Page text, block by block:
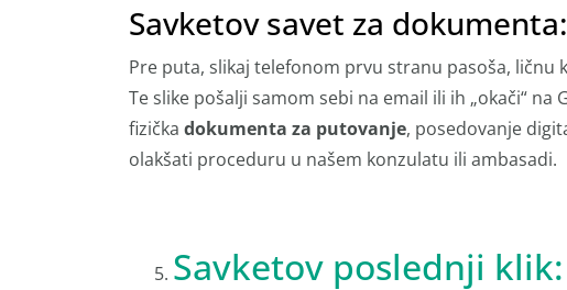
Savketov savet za dokumenta:
Pre puta, slikaj telefonom prvu stranu pasoša, ličnu
Te slike pošalji samom sebi na email ili ih „okači“ na
fizička dokumenta za putovanje, posedovanje
olakšati proceduru u našem konzulatu ili ambasadi.
Savketov poslednji